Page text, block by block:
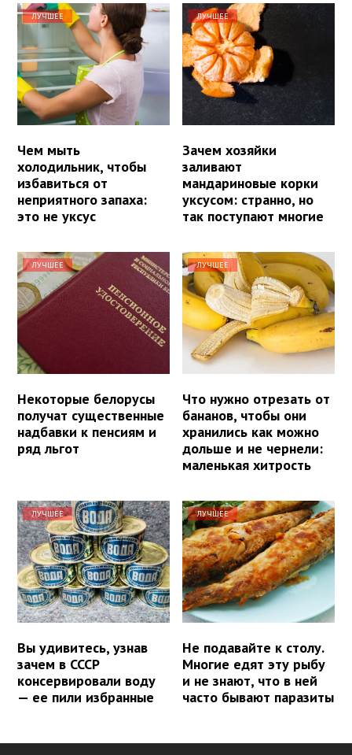
ЛУЧШЕЕ
Чем мыть
холодильник, чтобы
избавиться от
неприятного запаха:
это не уксус
ЛУЧШЕЕ
Зачем хозяйки
заливают
мандариновые корки
уксусом: странно, но
так поступают многие
ЛУЧШЕЕ
Некоторые белорусы
получат существенные
надбавки к пенсиям и
ряд льгот
ЛУЧШЕЕ
Что нужно отрезать от
бананов, чтобы они
хранились как можно
дольше и не чернели:
маленькая хитрость
ЛУЧШЕЕ
Вы удивитесь, узнав
зачем в СССР
консервировали воду
— ее пили избранные
ЛУЧШЕЕ
Не подавайте к столу.
Многие едят эту рыбу
и не знают, что в ней
часто бывают паразиты